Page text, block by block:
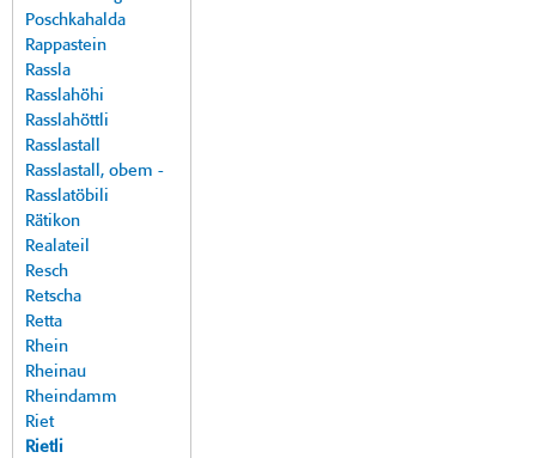
Poschkahalda
Rappastein
Rassla
Rasslahöhi
Rasslahöttli
Rasslastall
Rasslastall, obem -
Rasslatöbili
Rätikon
Realateil
Resch
Retscha
Retta
Rhein
Rheinau
Rheindamm
Riet
Rietli